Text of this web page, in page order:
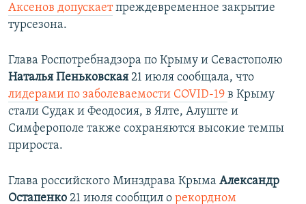
Аксенов допускаетпреждевременное закрытие
турсезона.
Глава Роспотребнадзора по Крыму и Севастополю
Наталья Пеньковская 21 июля сообщала, что
лидерами по заболеваемости COVID-19 в Крыму
стали Судак и Феодосия, в Ялте, Алуште и
Симферополе также сохраняются высокие темпы
прироста.
Глава российского Минздрава Крыма Александр
Остапенко 21 июля сообщил о рекордном